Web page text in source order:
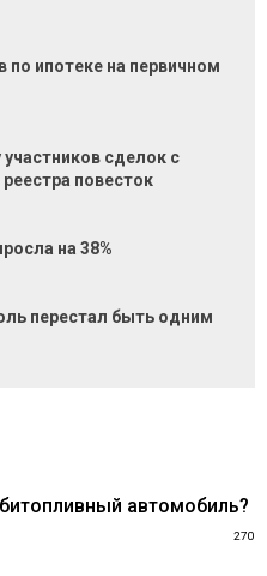
ипотеке на первичном
сделок с
повесток
на 38%
перестал быть одним
автомобиль?
270